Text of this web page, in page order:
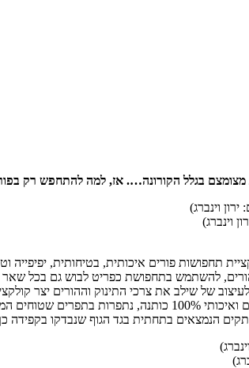
בגלל הקורונה…. אז, למה להתחפש רק
וינברג)
להשתמש בתחפושת כפריט לבוש גם בכל שאר
אריה, כלב, חתולה ופיה, העשויים מבד נעים
הנמצאים בתחתית בגד הגוף שנבדקו בקפידה